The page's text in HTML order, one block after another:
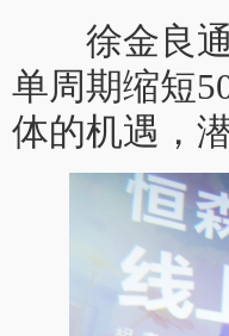
徐金良通
单周期缩短
体的机遇，